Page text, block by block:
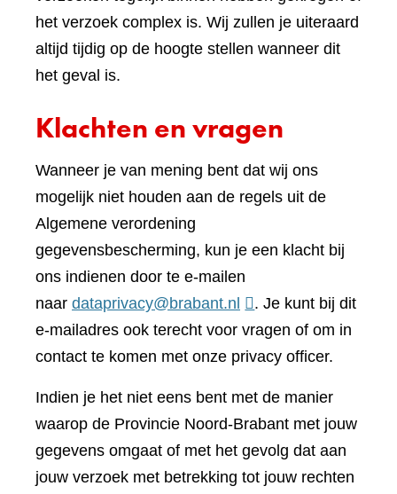
het verzoek complex is. Wij zullen je uiteraard
altijd tijdig op de hoogte stellen wanneer dit
het geval is.
Klachten en vragen
Wanneer je van mening bent dat wij ons
mogelijk niet houden aan de regels uit de
Algemene verordening
gegevensbescherming, kun je een klacht bij
ons indienen door te e-mailen
naar dataprivacy@brabant.nl
. Je kunt bij dit
e-mailadres ook terecht voor vragen of om in
contact te komen met onze privacy officer.
Indien je het niet eens bent met de manier
waarop de Provincie Noord-Brabant met jouw
gegevens omgaat of met het gevolg dat aan
jouw verzoek met betrekking tot jouw rechten